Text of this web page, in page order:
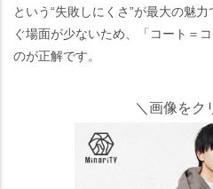
という“失敗しにくさ”が最大の魅
ぐ場面が少ないため、「コート＝
のが正解です。
＼画像をク